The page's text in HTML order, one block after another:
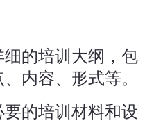
细的培训大纲，包
内容、形式等。
的培训材料和设